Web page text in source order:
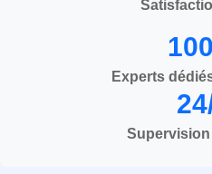
Experts